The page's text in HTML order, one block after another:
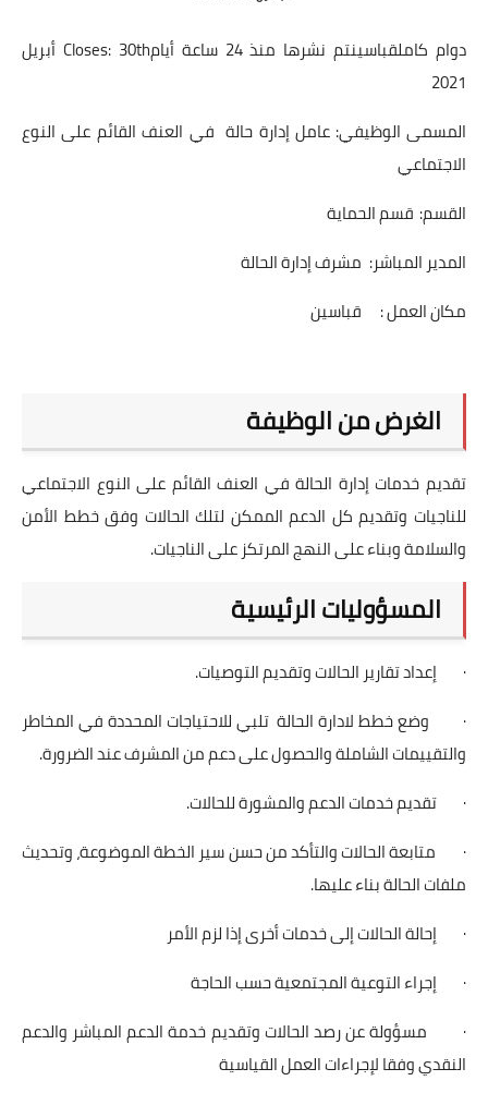
دوام كاملقباسينتم نشرها منذ 24 ساعة أيامCloses: 30th أبريل
2021
المسمى الوظيفي: عامل إدارة حالة في العنف القائم على النوع
الاجتماعي
القسم: قسم الحماية
المدير المباشر: مشرف إدارة الحالة
مكان العمل :
قباسين
الغرض من الوظيفة
تقديم خدمات إدارة الحالة في العنف القائم على النوع الاجتماعي
للناجيات وتقديم كل الدعم الممكن لتلك الحالات وفق خطط الأمن
والسلامة وبناء على النهج المرتكز على الناجيات.
المسؤوليات الرئيسية
· إعداد تقارير الحالات وتقديم التوصيات.
· وضع خطط لادارة الحالة تلبي للاحتياجات المحددة في المخاطر
والتقييمات الشاملة والحصول على دعم من المشرف عند الضرورة.
· تقديم خدمات الدعم والمشورة للحالات.
· متابعة الحالات والتأكد من حسن سير الخطة الموضوعة، وتحديث
ملفات الحالة بناء عليها.
· إحالة الحالات إلى خدمات أخرى إذا لزم الأمر
· إجراء التوعية المجتمعية حسب الحاجة
· مسؤولة عن رصد الحالات وتقديم خدمة الدعم المباشر والدعم
النقدي وفقا لإجراءات العمل القياسية